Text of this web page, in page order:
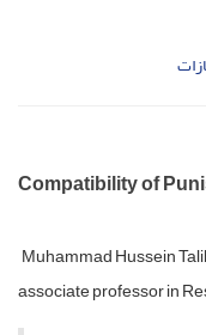
Compatibility of
Muhammad Hussein
associate professor in